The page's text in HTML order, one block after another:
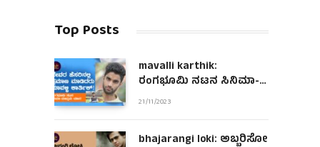
Top Posts
mavalli karthik:
ರಂಗಭೂಮಿ ನಟನ ಸಿನಿಮಾ-
ಮಾಧ್ಯಮ ಯಾನ!
21/11/2023
bhajarangi loki: ಅಬ್ಬರಿಸೋ